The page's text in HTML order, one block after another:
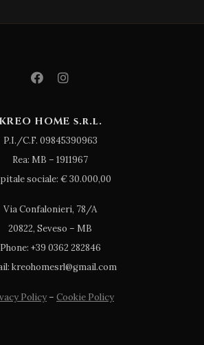
KREO HOME s.r.l.
P.I./C.F. 09845390963
Rea: MB – 1911967
sociale: € 30.000,00
Via Confalonieri, 78/A
20822, Seveso – MB
Phone: +39 0362 282846
kreohomesrl@gmail.com
Policy– Cookie Policy